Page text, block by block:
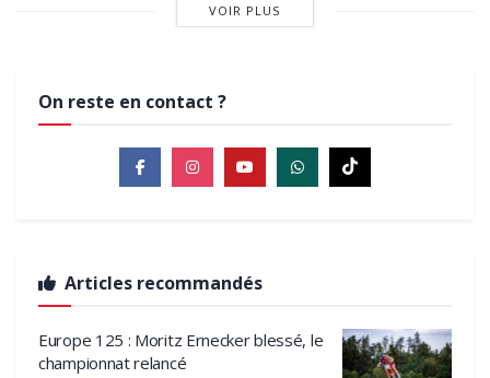
VOIR PLUS
On reste en contact ?
Articles recommandés
Europe 125 : Moritz Ernecker blessé, le
championnat relancé